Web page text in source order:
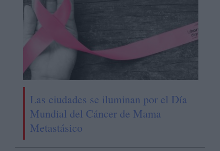
Las ciudades se iluminan por el Día
Mundial del Cáncer de Mama
Metastásico